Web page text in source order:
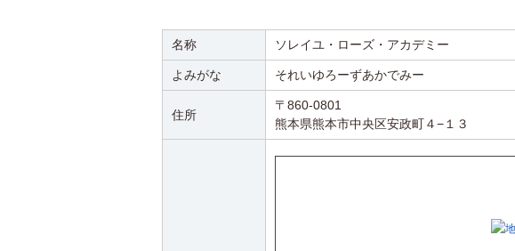
名称 ソレイユ・ローズ・アカデミー
よみがな それいゆろーずあかでみー
住所
〒860-0801
熊本県熊本市中央区安政町４−１３